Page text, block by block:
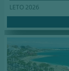
LETO 2026